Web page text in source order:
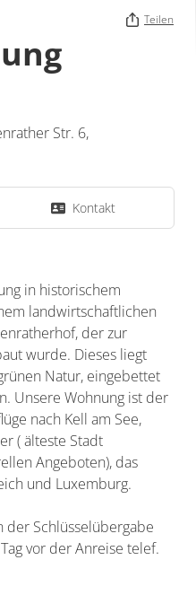
Teilen
Str. 6,
Kontakt
in historischem
landwirtschaftlichen
der zur
wurde. Dieses liegt
Natur, eingebettet
Unsere Wohnung ist der
nach Kell am See,
( älteste Stadt
Angeboten), das
und Luxemburg.
der Schlüsselübergabe
vor der Anreise telef.